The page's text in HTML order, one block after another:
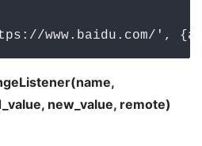
new_value, remote)